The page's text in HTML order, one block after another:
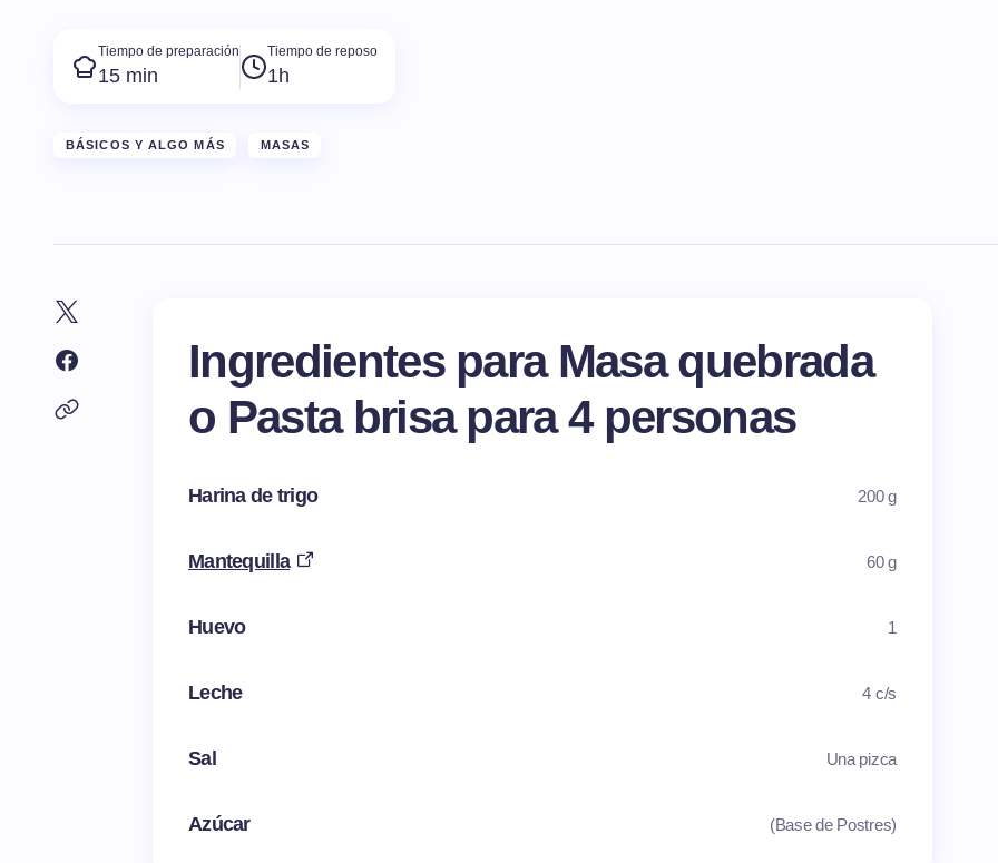
Tiempo de preparación
15 min
Tiempo de reposo
1h
BÁSICOS Y ALGO MÁS MASAS
Ingredientes para Masa quebrada
o Pasta brisa para 4 personas
Harina de trigo 200 g
Mantequilla 60 g
Huevo 1
Leche 4 c/s
Sal Una pizca
Azúcar (Base de Postres)